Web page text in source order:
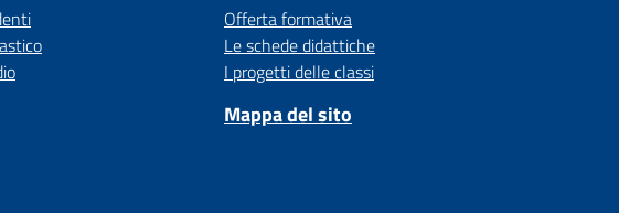
Offerta formativa
Le schede didattiche
I progetti delle classi
Mappa del sito